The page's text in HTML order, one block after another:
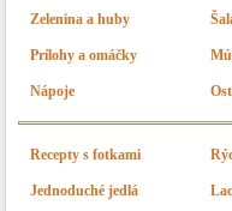
Zelenina a huby
Prílohy a omáčky
Nápoje
Recepty s fotkami
Jednoduché jedlá